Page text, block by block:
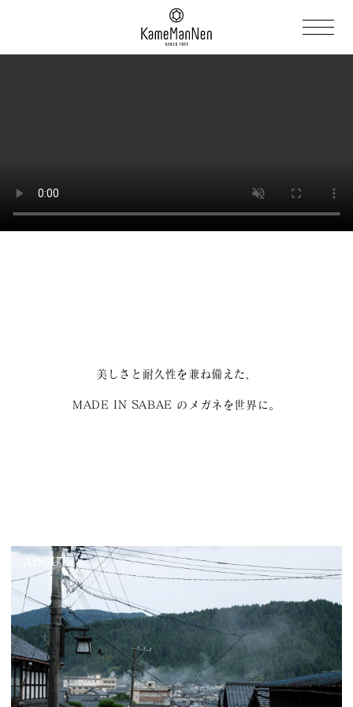
美しさと耐久性を兼ね備えた、
MADE IN SABAE のメガネを世界に。
ABOUT